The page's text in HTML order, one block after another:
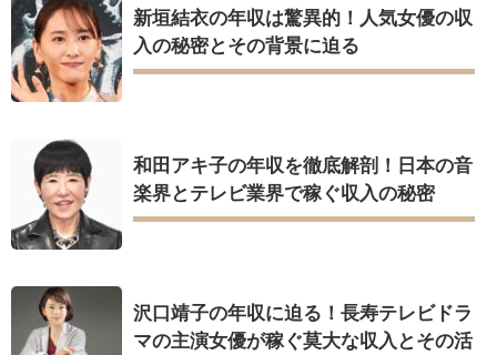
新垣結衣の年収は驚異的！人気女優の収
入の秘密とその背景に迫る
和田アキ子の年収を徹底解剖！日本の音
楽界とテレビ業界で稼ぐ収入の秘密
沢口靖子の年収に迫る！長寿テレビドラ
マの主演女優が稼ぐ莫大な収入とその活